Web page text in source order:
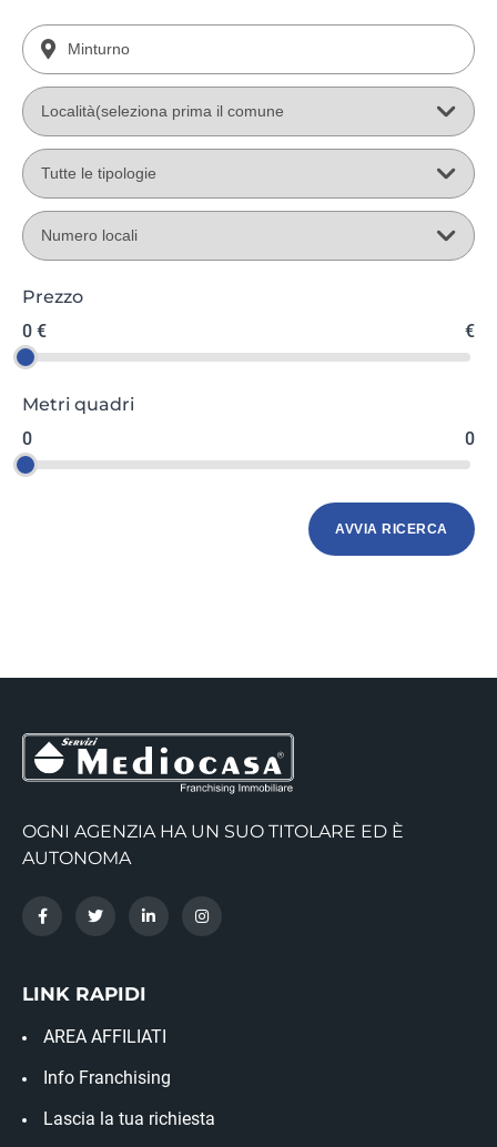
Prezzo
0 €
€
Metri quadri
0
0
OGNI AGENZIA HA UN SUO TITOLARE ED È
AUTONOMA
LINK RAPIDI
AREA AFFILIATI
Info Franchising
Lascia la tua richiesta